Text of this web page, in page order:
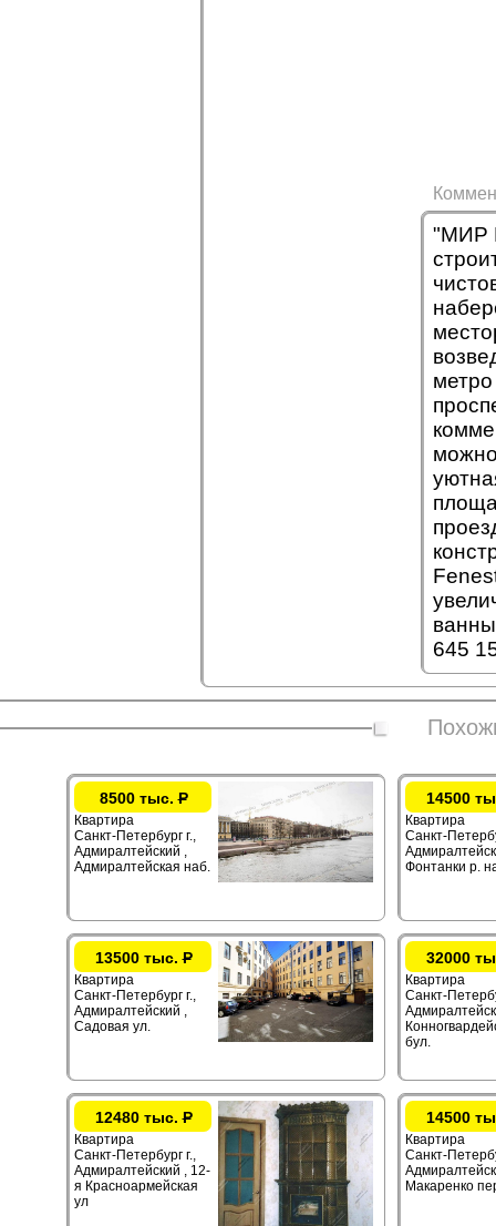
"МИР
645
8500 тыс.Р
Квартира
Санкт-Петербург г.,
Адмиралтейский ,
Адмиралтейская наб.
14500
Квартира
Санкт-
Фонтанки р.
13500 тыс.Р
Квартира
Санкт-Петербург г.,
Адмиралтейский ,
Садовая ул.
32000
Квартира
Санкт-
бул.
12480 тыс.Р
Квартира
Санкт-Петербург г.,
Адмиралтейский , 12-
я Красноармейская
ул
14500
Квартира
Санкт-
Макаренко